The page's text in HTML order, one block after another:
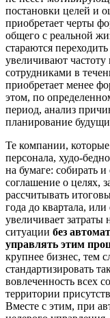
постановки целей и
приобретает черты
общего с реальной
стараются переходить
увеличивают
сотрудниками в
приобретает менее
этом, по
период, анализ
планирование
Те компании,
персонала, худо-
на бумаге: собирать и
соглашение о целях,
рассчитывать
года до квартала,
увеличивает затраты
ситуации без
управлять этим
крупнее бизнес, тем
стандартизировать
вовлеченность всех
территории
Вместе с этим, при